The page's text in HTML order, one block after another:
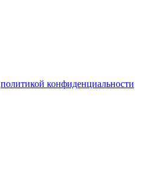
политикой конфиденциальности